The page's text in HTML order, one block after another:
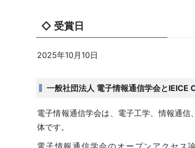
◇ 受賞日
2025年10月10日
一般社団法人 電子情報通信学会と
電子情報通信学会は、電子工学、情報通
体です。
電子情報通信学会のオープンアクセス